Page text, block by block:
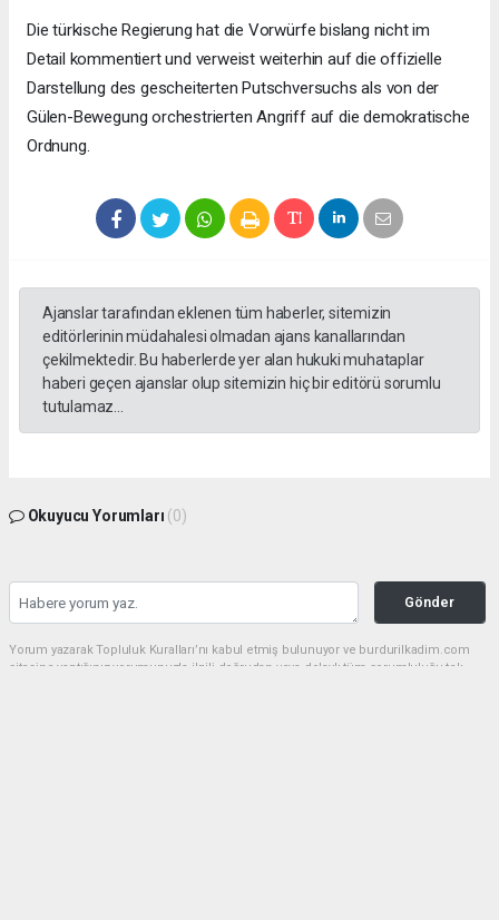
Die türkische Regierung hat die Vorwürfe bislang nicht im
Detail kommentiert und verweist weiterhin auf die offizielle
Darstellung des gescheiterten Putschversuchs als von der
Gülen-Bewegung orchestrierten Angriff auf die demokratische
Ordnung.
Ajanslar tarafından eklenen tüm haberler, sitemizin
editörlerinin müdahalesi olmadan ajans kanallarından
çekilmektedir. Bu haberlerde yer alan hukuki muhataplar
haberi geçen ajanslar olup sitemizin hiç bir editörü sorumlu
tutulamaz...
Okuyucu Yorumları (0)
Gönder
Yorum yazarak Topluluk Kuralları’nı kabul etmiş bulunuyor ve burdurilkadim.com
sitesine yaptığınız yorumunuzla ilgili doğrudan veya dolaylı tüm sorumluluğu tek